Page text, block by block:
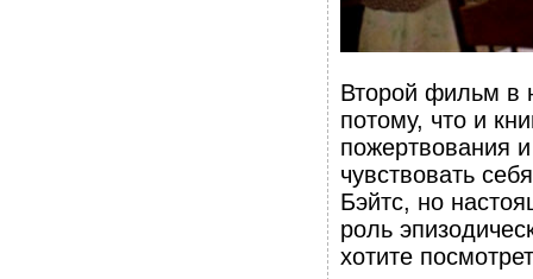
Второй фильм в
потому, что и
пожертвования
чувствовать
Бэйтс, но
роль
хотите